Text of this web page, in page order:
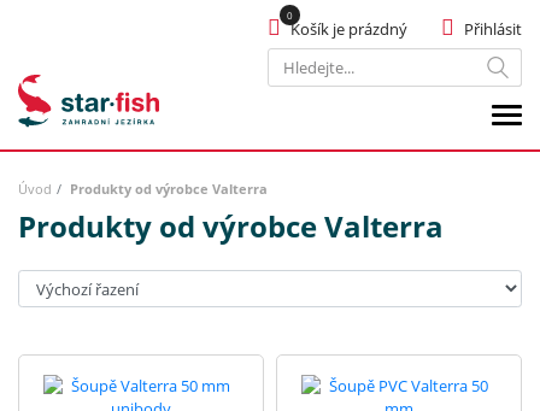
Hledat
Přihlásit
Košík je prázdný
Úvod Produkty od výrobce Valterra
Produkty od výrobce Valterra
Seřadit: